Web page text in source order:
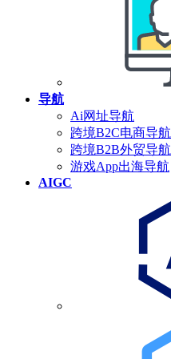
导航
Ai网址导航
跨境B2C电商导航
跨境B2B外贸导航
游戏App出海导航
AIGC